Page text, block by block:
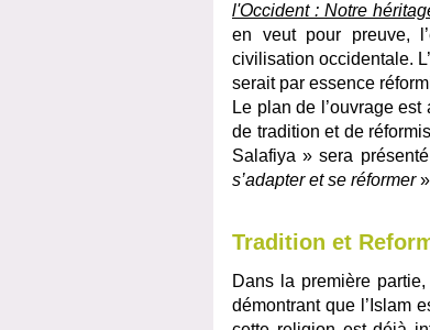
l'Occident : Notre
en veut pour preuve,
civilisation occidentale.
serait par essence
Le plan de l’ouvrage
de tradition et de
Salafiya » sera
s’adapter et se réformer»
Tradition et
Dans la première
démontrant que l’Islam